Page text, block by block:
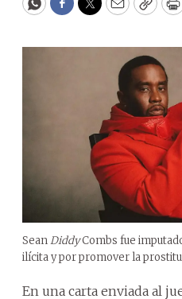
WhatsApp
Facebook
Twitter
EmailCopy
SeanDiddyCombs fue
ilícita y por promover la
En una carta enviada al